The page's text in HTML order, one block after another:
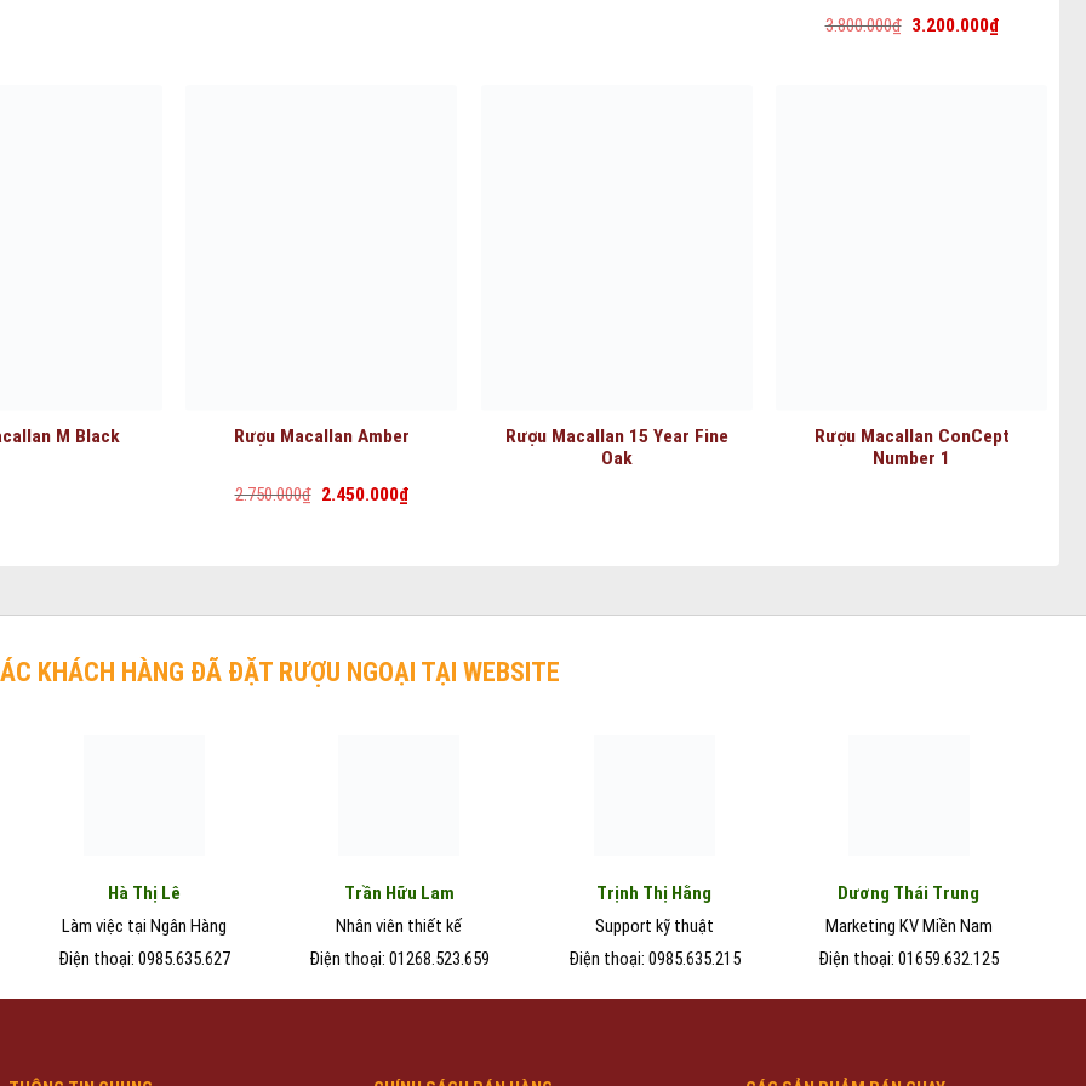
3.800.000₫ Giá
3.200.000₫Giá
M Black Rượu Macallan Amber
2.750.000₫ Giá
2.450.000₫Giá
Rượu Macallan 15 Year Fine
Oak
Rượu Macallan ConCept
Number 1
KHÁCH HÀNG ĐÃ ĐẶT RƯỢU NGOẠI TẠI WEBSITE
Hà Thị Lê
Làm việc tại Ngân Hàng
Điện thoại: 0985.635.627
Trần Hữu Lam
Nhân viên thiết kế
Điện thoại: 01268.523.659
Trịnh Thị Hằng
Support kỹ thuật
Điện thoại: 0985.635.215
Dương Thái Trung
Marketing KV Miền Nam
Điện thoại: 01659.632.125